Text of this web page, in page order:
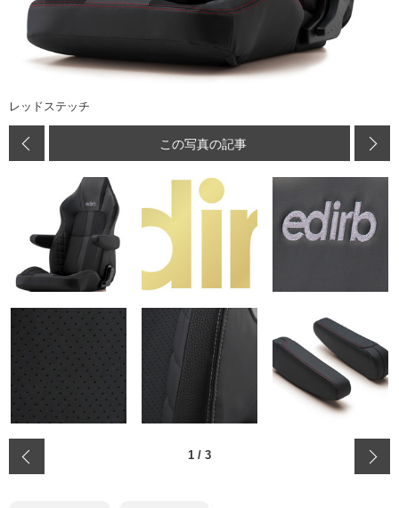
レッドステッチ
この写真の記事
1 / 3